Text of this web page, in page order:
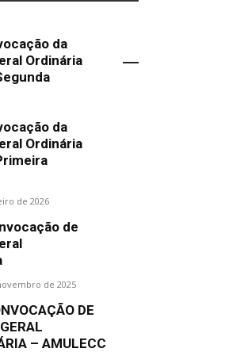
da
Ordinária
da
Ordinária
de 2026
de
de 2025
DE
– AMULECC